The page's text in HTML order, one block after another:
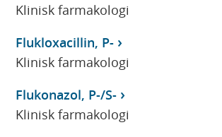
Klinisk farmakologi
Flukloxacillin, P-
Klinisk farmakologi
Flukonazol, P-/S-
Klinisk farmakologi